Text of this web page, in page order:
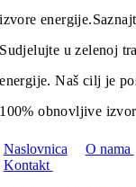
izvore energije.
Sudjelujte u zelenoj
energije. Naš cilj je
100% obnovljive
Naslovnica O nama
Kontakt